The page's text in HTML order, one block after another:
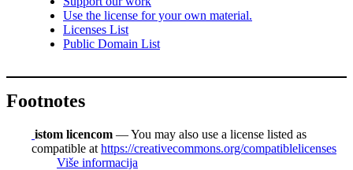
Use the license for your own material.
Licenses List
Public Domain List
Footnotes
istom licencom — You may also use a license listed as
compatible at https://creativecommons.org/compatiblelicenses
Više informacija